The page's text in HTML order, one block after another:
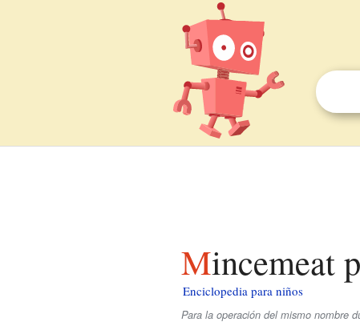
Mincemeat
Enciclopedia para niños
Para la operación del mismo nombre